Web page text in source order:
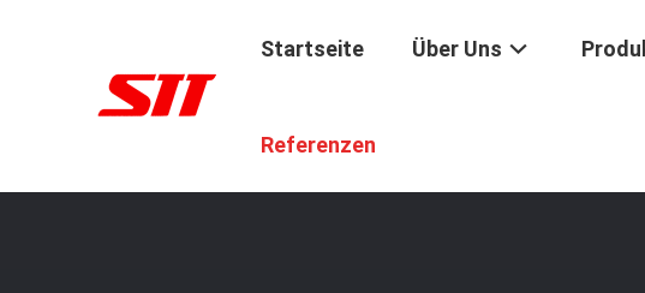
Startseite Über Uns
Referenzen